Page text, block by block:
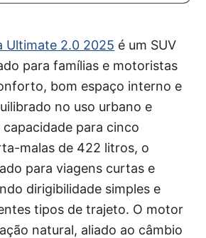
Ultimate 2.0 2025 é um SUV
para famílias e motoristas
bom espaço interno e
no uso urbano e
para cinco
malas de 422 litros, o
para viagens curtas e
dirigibilidade simples e
tipos de trajeto. O motor
natural, aliado ao câmbio